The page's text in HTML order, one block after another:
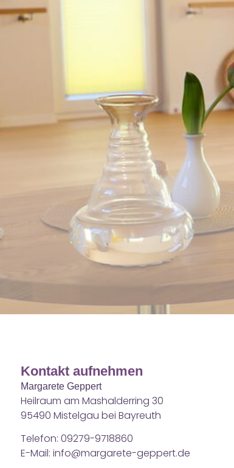
Kontakt aufnehmen
Margarete Geppert
Heilraum am Mashalderring 30
95490 Mistelgau bei Bayreuth
Telefon: 09279-9718860
E-Mail: info@margarete-geppert.de